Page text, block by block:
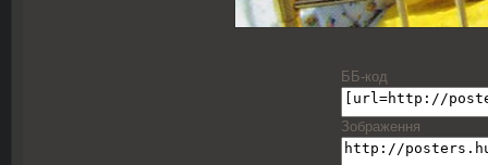
ББ-код
Зображення